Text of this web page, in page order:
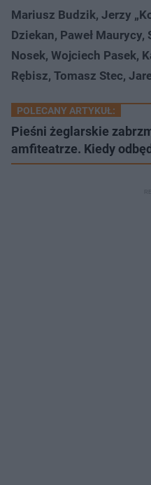
Mariusz Budzik, Jerzy
Dziekan, Paweł
Nosek, Wojciech Pasek,
Rębisz, Tomasz Stec,
POLECANY ARTYKUŁ:
Pieśni żeglarskie
amfiteatrze. Kiedy